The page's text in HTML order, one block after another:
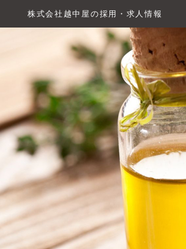
株式会社越中屋の採用・求人情報